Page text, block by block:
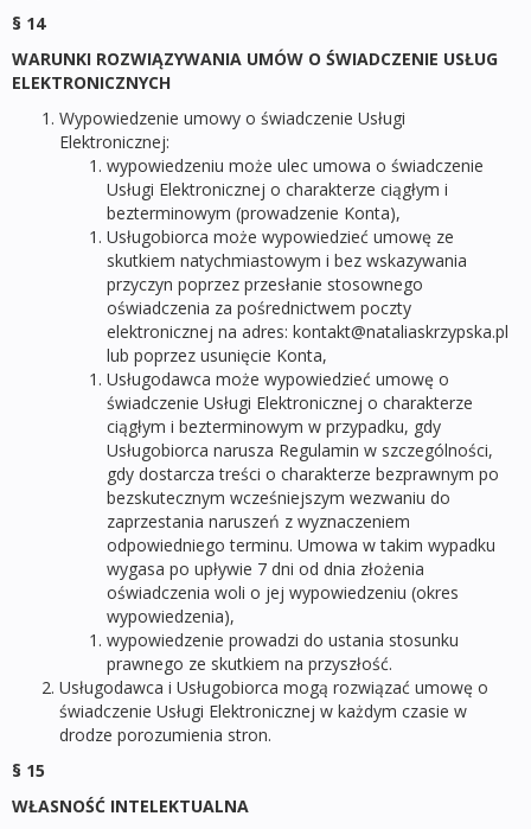
§ 14
WARUNKI ROZWIĄZYWANIA UMÓW O ŚWIADCZENIE USŁUG
ELEKTRONICZNYCH
Wypowiedzenie umowy o świadczenie Usługi
Elektronicznej:
wypowiedzeniu może ulec umowa o świadczenie
Usługi Elektronicznej o charakterze ciągłym i
bezterminowym (prowadzenie Konta),
Usługobiorca może wypowiedzieć umowę ze
skutkiem natychmiastowym i bez wskazywania
przyczyn poprzez przesłanie stosownego
oświadczenia za pośrednictwem poczty
elektronicznej na adres: kontakt@nataliaskrzypska.pl
lub poprzez usunięcie Konta,
Usługodawca może wypowiedzieć umowę o
świadczenie Usługi Elektronicznej o charakterze
ciągłym i bezterminowym w przypadku, gdy
Usługobiorca narusza Regulamin w szczególności,
gdy dostarcza treści o charakterze bezprawnym po
bezskutecznym wcześniejszym wezwaniu do
zaprzestania naruszeń z wyznaczeniem
odpowiedniego terminu. Umowa w takim wypadku
wygasa po upływie 7 dni od dnia złożenia
oświadczenia woli o jej wypowiedzeniu (okres
wypowiedzenia),
wypowiedzenie prowadzi do ustania stosunku
prawnego ze skutkiem na przyszłość.
Usługodawca i Usługobiorca mogą rozwiązać umowę o
świadczenie Usługi Elektronicznej w każdym czasie w
drodze porozumienia stron.
§ 15
WŁASNOŚĆ INTELEKTUALNA